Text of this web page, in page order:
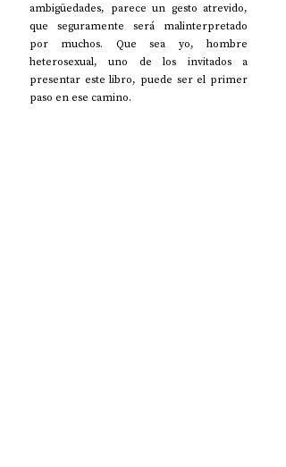
ambigüedades, parece un gesto atrevido,
que seguramente será malinterpretado
por muchos. Que sea yo, hombre
heterosexual, uno de los invitados a
presentar este libro, puede ser el primer
paso en ese camino.